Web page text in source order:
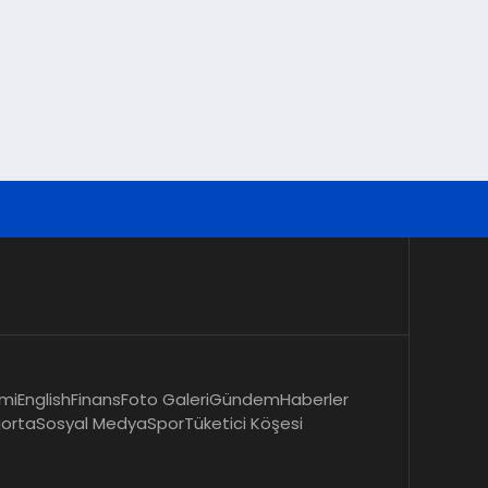
EnglishFinansFoto GaleriGündemHaberler
Sosyal MedyaSporTüketici Köşesi